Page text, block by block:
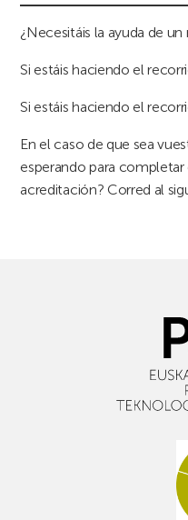
¿Necesitáis la ayuda de un
Si estáis haciendo el
Si estáis haciendo el
En el caso de que sea
esperando para
acreditación? Corred al